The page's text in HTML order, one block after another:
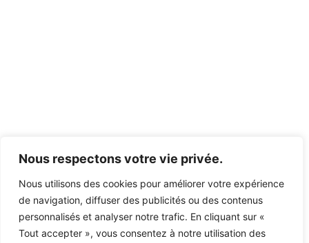
Nous respectons votre vie privée.
Nous utilisons des cookies pour améliorer votre expérience
de navigation, diffuser des publicités ou des contenus
personnalisés et analyser notre trafic. En cliquant sur «
Tout accepter », vous consentez à notre utilisation des